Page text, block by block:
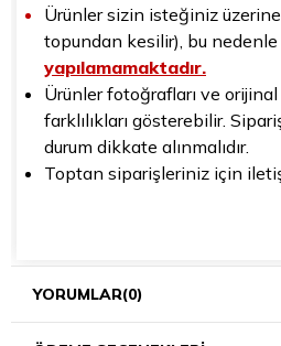
Ürünler sizin isteğiniz üzerine
topundan kesilir), bu nedenle
yapılamamaktadır.
Ürünler fotoğrafları ve
farklılıkları gösterebilir.
durum dikkate alınmalıdır.
Toptan siparişleriniz için
YORUMLAR(0)